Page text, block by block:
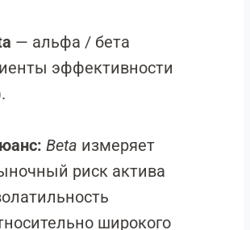
— альфа / бета
эффективности
Beta измеряет
риск актива
широкого